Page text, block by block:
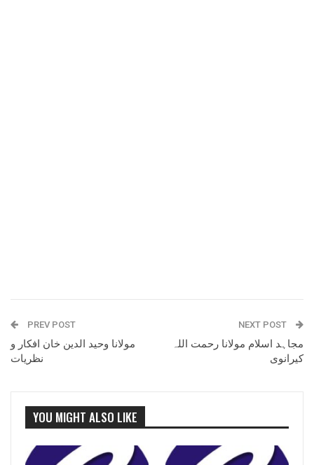
PREV POST
مولانا وحید الدین خان افکار و
نظریات
NEXT POST
مجاہد اسلام مولانا رحمت اللہ
کیرانوی
YOU MIGHT ALSO LIKE